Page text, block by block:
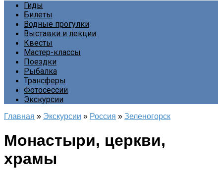
Гиды
Билеты
Водные прогулки
Выставки и лекции
Квесты
Мастер-классы
Поездки
Рыбалка
Трансферы
Фотосессии
Экскурсии
Главная » Экскурсии » Россия » Зеленогорск
Монастыри, церкви,
храмы